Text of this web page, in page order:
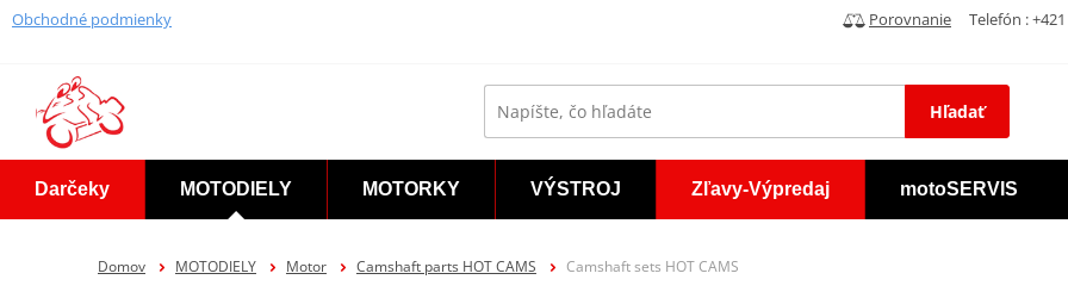
Obchodné podmienky Porovnanie Telefón :
Hľadať
Darčeky MOTODIELY MOTORKY VÝSTROJ Zľavy-Výpredaj motoSERVIS
Domov MOTODIELY Motor Camshaft parts HOT CAMS Camshaft sets HOT CAMS